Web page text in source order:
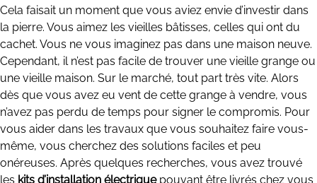
Cela faisait un moment que vous aviez envie d’investir dans
la pierre. Vous aimez les vieilles bâtisses, celles qui ont du
cachet. Vous ne vous imaginez pas dans une maison neuve.
Cependant, il n’est pas facile de trouver une vieille grange ou
une vieille maison. Sur le marché, tout part très vite. Alors
dès que vous avez eu vent de cette grange à vendre, vous
n’avez pas perdu de temps pour signer le compromis. Pour
vous aider dans les travaux que vous souhaitez faire vous-
même, vous cherchez des solutions faciles et peu
onéreuses. Après quelques recherches, vous avez trouvé
les kits d’installation électriquepouvant être livrés chez vous